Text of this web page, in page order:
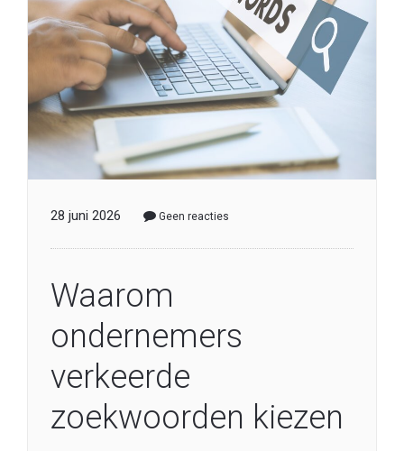
28 juni 2026 Geen reacties
Waarom
ondernemers
verkeerde
zoekwoorden kiezen
Auteur: Herman Geertsema Veel ondernemers
richten zich op de verkeerde zoekwoorden
Zoekwoorden vormen de basis van online
vindbaarheid. Toch kiezen veel ondernemers